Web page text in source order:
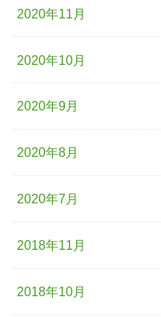
2020年11月
2020年10月
2020年9月
2020年8月
2020年7月
2018年11月
2018年10月